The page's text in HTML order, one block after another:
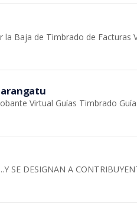
Baja de Timbrado de Facturas
Virtual Guías Timbrado
...Y SE DESIGNAN A